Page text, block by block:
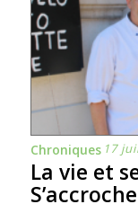
Chroniques 17
La vie et